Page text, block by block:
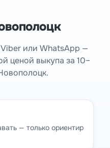
или WhatsApp —
ценой выкупа за 10–
— только ориентир